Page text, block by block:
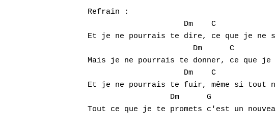
Refrain :
Dm    C
Et je ne pourrais te dire, ce que je ne
Dm      C
Mais je ne pourrais te donner, ce que je
Dm    C
Et je ne pourrais te fuir, même si tout
Dm      G
Tout ce que je te promets c'est un